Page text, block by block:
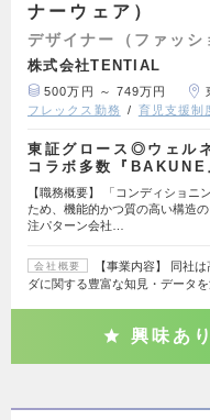
ナーウェア）
デザイナー（ファッシ
株式会社TENTIAL
500万円 ～ 749万円
フレックス勤務
育児支援制
東証グロース◎ウェル
コラボ多数『BAKUNE
【職務概要】 「コンディショニ
ため、機能的かつ質の高い構造
注パターン会社…
会社概要
【事業内容】 同社
ダに関する豊富な知見・データ
興味あり